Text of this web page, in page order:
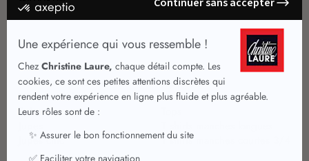
Vêtements pour femmes
Vêtements de qualité
Robes
Jupes chic
Jupes été
Chemisiers
T shirts manches courtes 3/4